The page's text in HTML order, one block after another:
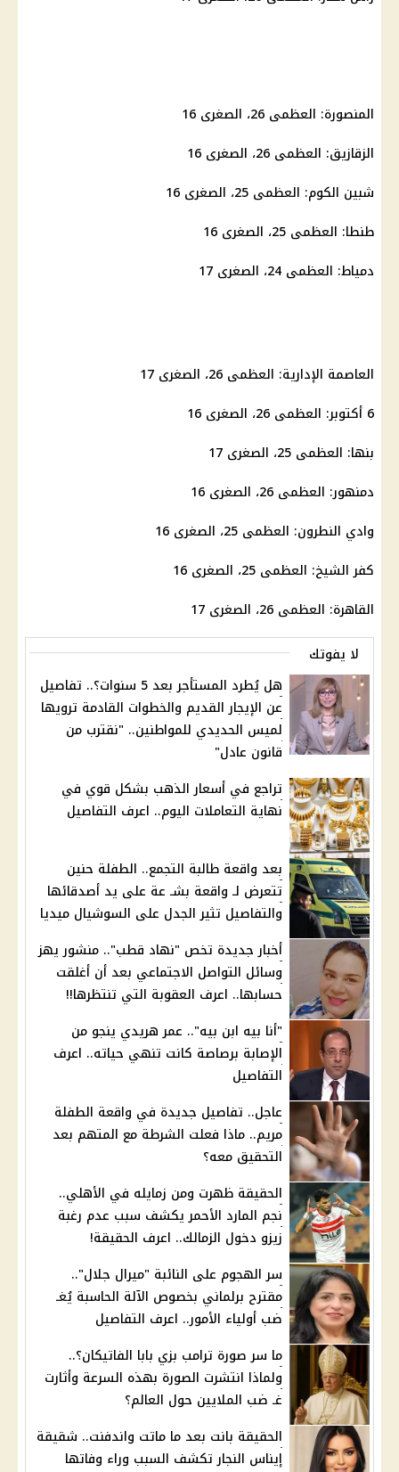
المنصورة: العظمى 26، الصغرى 16
الزقازيق: العظمى 26، الصغرى 16
شبين الكوم: العظمى 25، الصغرى 16
طنطا: العظمى 25، الصغرى 16
دمياط: العظمى 24، الصغرى 17
العاصمة الإدارية: العظمى 26، الصغرى 17
6 أكتوبر
: العظمى 26، الصغرى 16
بنها: العظمى 25، الصغرى 17
دمنهور: العظمى 26، الصغرى 16
وادي النطرون: العظمى 25، الصغرى 16
كفر الشيخ: العظمى 25، الصغرى 16
القاهرة: العظمى 26، الصغرى 17
لا يفوتك
هل يُطرد المستأجر بعد 5 سنوات؟.. تفاصيل
عن الإيجار القديم والخطوات القادمة ترويها
لميس الحديدي للمواطنين.. "نقترب من
قانون عادل"
تراجع في أسعار الذهب بشكل قوي في
نهاية التعاملات اليوم.. اعرف التفاصيل
بعد واقعة طالبة التجمع.. الطفلة حنين
تتعرض لـ واقعة بشـ عة على يد أصدقائها
والتفاصيل تثير الجدل على السوشيال ميديا
أخبار جديدة تخص "نهاد قطب".. منشور يهز
وسائل التواصل الاجتماعي بعد أن أغلقت
حسابها.. اعرف العقوبة التي تنتظرها!!
"أنا بيه ابن بيه".. عمر هريدي ينجو من
الإصابة برصاصة كانت تنهي حياته.. اعرف
التفاصيل
عاجل.. تفاصيل جديدة في واقعة الطفلة
مريم.. ماذا فعلت الشرطة مع المتهم بعد
التحقيق معه؟
الحقيقة ظهرت ومن زمايله في الأهلي..
نجم المارد الأحمر يكشف سبب عدم رغبة
زيزو دخول الزمالك.. اعرف الحقيقة!
سر الهجوم على النائبة "ميرال جلال"..
مقترح برلماني بخصوص الآلة الحاسبة يُغـ
ضب أولياء الأمور.. اعرف التفاصيل
ما سر صورة ترامب بزي بابا الفاتيكان؟..
ولماذا انتشرت الصورة بهذه السرعة وأثارت
غـ ضب الملايين حول العالم؟
الحقيقة بانت بعد ما ماتت واندفنت.. شقيقة
إيناس النجار تكشف السبب وراء وفاتها